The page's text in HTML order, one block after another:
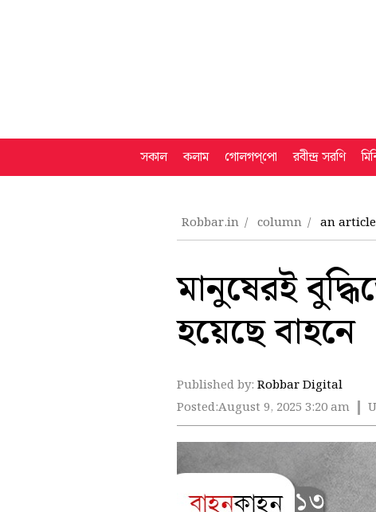
সকাল কলাম গোলগপ্‌পো রবীন্দ্র সরণি
Robbar.in column an
মানুষেরই
হয়েছে বাহনে
Published by: Robbar Digital
Posted:August 9, 2025 3:20 am